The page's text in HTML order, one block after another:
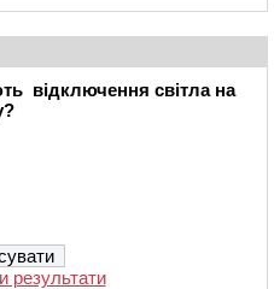
відключення світла на
результати